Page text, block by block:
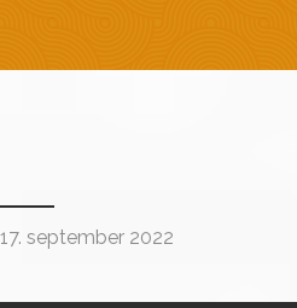
17. september 2022